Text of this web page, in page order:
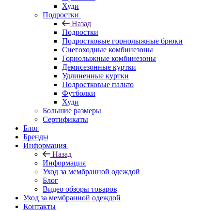
Худи
Подростки
Назад
Подростки
Подростковые горнолыжные брюки
Снегоходные комбинезоны
Горнолыжные комбинезоны
Демисезонные куртки
Удлиненные куртки
Подростковые пальто
Футболки
Худи
Большие размеры
Сертификаты
Блог
Бренды
Информация
Назад
Информация
Уход за мембранной одеждой
Блог
Видео обзоры товаров
Уход за мембранной одеждой
Контакты